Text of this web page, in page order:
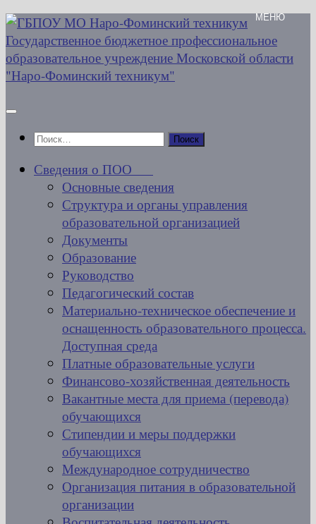
Перейти
к
содержимому
Найти:
Сведения о ПОО
Основные сведения
Структура и органы управления
образовательной организацией
Документы
Образование
Руководство
Педагогический состав
Материально-техническое обеспечение и
оснащенность образовательного процесса.
Доступная среда
Платные образовательные услуги
Финансово-хозяйственная деятельность
Вакантные места для приема (перевода)
обучающихся
Стипендии и меры поддержки
обучающихся
Международное сотрудничество
Организация питания в образовательной
организации